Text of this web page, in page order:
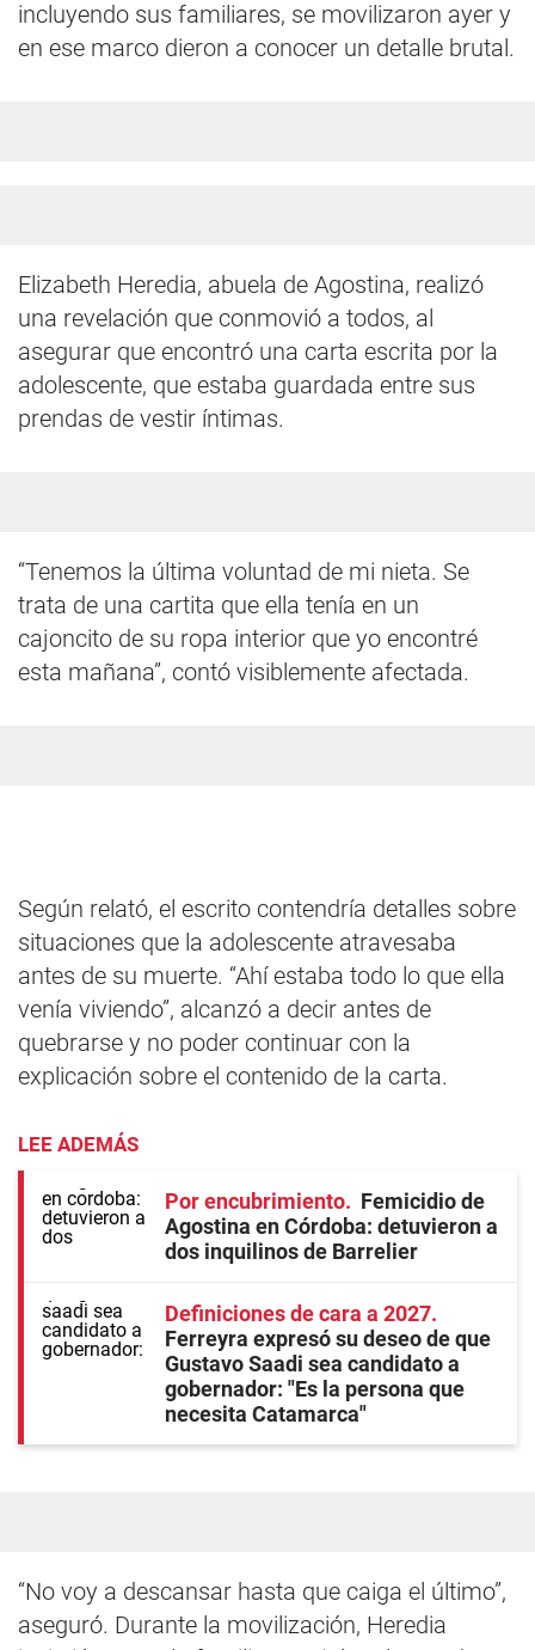
incluyendo sus familiares, se movilizaron ayer y
en ese marco dieron a conocer un detalle brutal.
Elizabeth Heredia, abuela de Agostina, realizó
una revelación que conmovió a todos, al
asegurar que encontró una carta escrita por la
adolescente, que estaba guardada entre sus
prendas de vestir íntimas.
“Tenemos la última voluntad de mi nieta. Se
trata de una cartita que ella tenía en un
cajoncito de su ropa interior que yo encontré
esta mañana”, contó visiblemente afectada.
Según relató, el escrito contendría detalles sobre
situaciones que la adolescente atravesaba
antes de su muerte. “Ahí estaba todo lo que ella
venía viviendo”, alcanzó a decir antes de
quebrarse y no poder continuar con la
explicación sobre el contenido de la carta.
LEE ADEMÁS
Por encubrimiento
Femicidio de
Agostina en Córdoba: detuvieron a
dos inquilinos de Barrelier
Definiciones de cara a 2027
Ferreyra expresó su deseo de que
Gustavo Saadi sea candidato a
gobernador: "Es la persona que
necesita Catamarca"
“No voy a descansar hasta que caiga el último”,
aseguró. Durante la movilización, Heredia